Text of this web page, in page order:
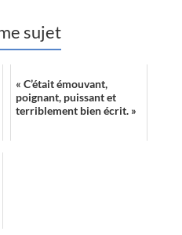
sujet
« C’était émouvant,
poignant, puissant et
terriblement bien écrit. »